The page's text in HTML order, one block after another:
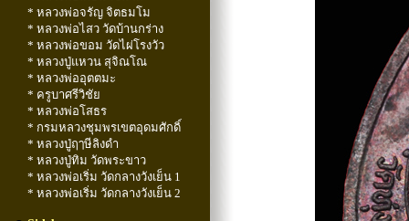
* หลวงพ่อจรัญ จิตธมโม
* หลวงพ่อไสว วัดบ้านกร่าง
* หลวงพ่อขอม วัดไผ่โรงวัว
* หลวงปู่แหวน สุจิณโณ
* หลวงพ่ออุตตมะ
* ครูบาศรีวิชัย
* หลวงพ่อโสธร
* กรมหลวงชุมพรเขตอุดมศักดิ์
* หลวงปู่ฤๅษีลิงดำ
* หลวงปู่ทิม วัดพระขาว
* หลวงพ่อเริ่ม วัดกลางวังเย็น 1
* หลวงพ่อเริ่ม วัดกลางวังเย็น 2